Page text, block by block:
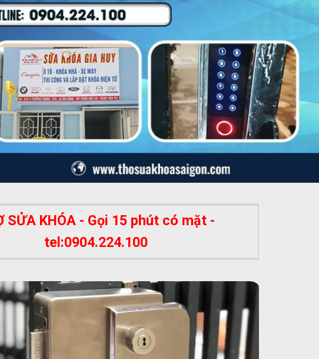
SỬA KHÓA - Gọi 15 phút có mặt -
tel:0904.224.100